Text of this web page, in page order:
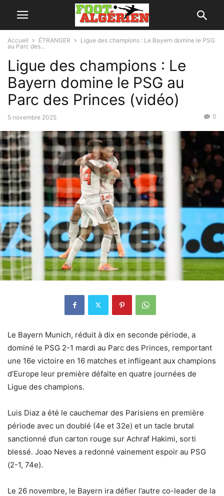
Accueil ÉTRANGER
Ligue des champions : Le Bayern domine le PSG
au Parc des...
Ligue des champions : Le
Bayern domine le PSG au
Parc des Princes (vidéo)
5 novembre 2025 0
Le Bayern Munich, réduit à dix en seconde période, a
dominé le PSG 2-1 mardi au Parc des Princes, remportant
une 16e victoire en 16 matches et infligeant aux champions
d’Europe leur première défaite en quatre journées de
Ligue des champions.
Luis Diaz a été le cauchemar des Parisiens en première
période avec un doublé (4e et 32e) et un tacle brutal
sanctionné d’un carton rouge sur Achraf Hakimi, sorti
blessé. Joao Neves a redonné vainement espoir au PSG
(2-1, 74e).
Le 26 novembre, le Bayern ira défier l’autre co-leader de la